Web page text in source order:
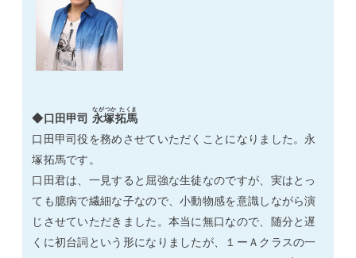
◆口田甲司 永塚拓馬
ながつか たくま
口田甲司役を務めさせていただくことになりました。永
塚拓馬です。
口田君は、一見すると屈強な生徒なのですが、実はとっ
ても臆病で繊細な子なので、小動物感を意識しながら演
じさせていただきました。本当に無口なので、随分と遅
くに初台詞という形になりましたが、１ーＡクラスの一